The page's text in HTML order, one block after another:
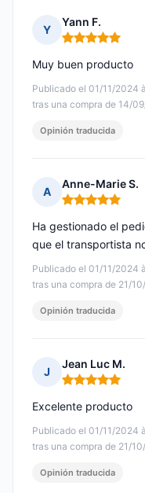
Y
Yann F.
Nota: 5 de 5
Publicado el 01/11/2024
tras una compra de 14/
Muy buen producto
Opinión traducida
A
Anne-Marie S.
Nota: 5 de 5
Publicado el 01/11/2024
tras una compra de 21/
Ha gestionado el
que el transportista
Opinión traducida
J
Jean Luc M.
Nota: 5 de 5
Publicado el 01/11/2024
tras una compra de 21/
Excelente producto
Opinión traducida